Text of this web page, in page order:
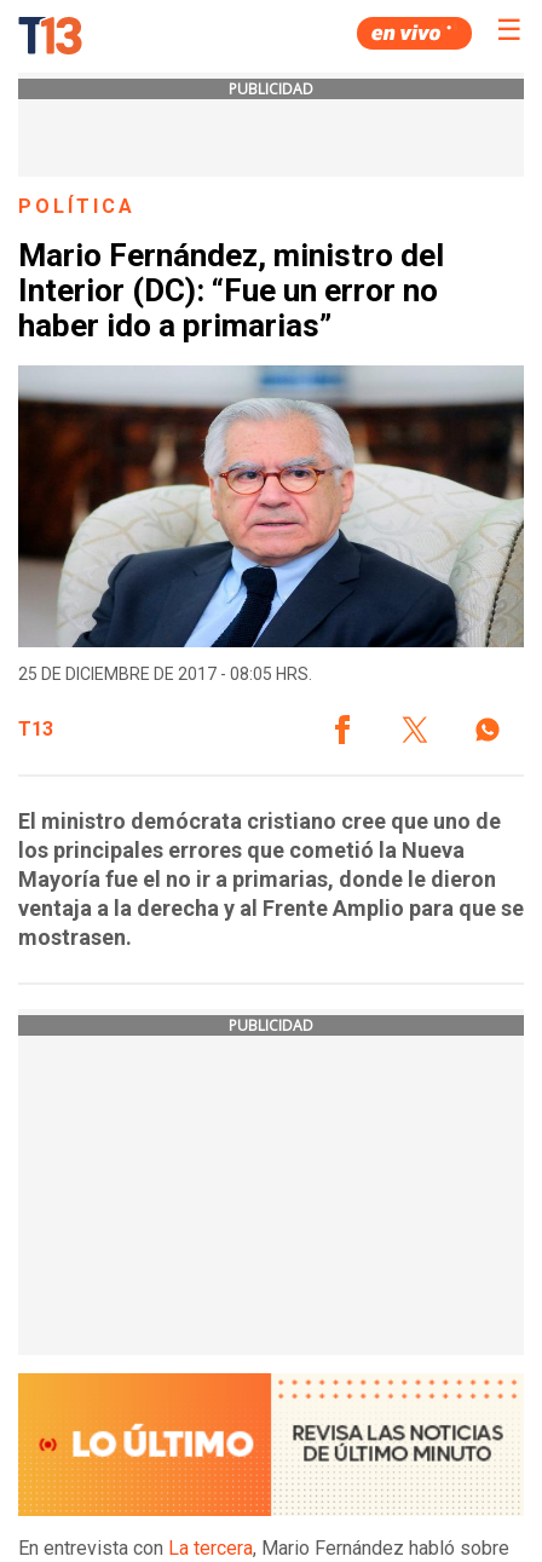
☰
PUBLICIDAD
POLÍTICA
Mario Fernández, ministro del
Interior (DC): “Fue un error no
haber ido a primarias”
25 DE DICIEMBRE DE 2017 - 08:05 HRS.
T13
El ministro demócrata cristiano cree que uno de
los principales errores que cometió la Nueva
Mayoría fue el no ir a primarias, donde le dieron
ventaja a la derecha y al Frente Amplio para que se
mostrasen.
PUBLICIDAD
En entrevista con La tercera, Mario Fernández habló sobre